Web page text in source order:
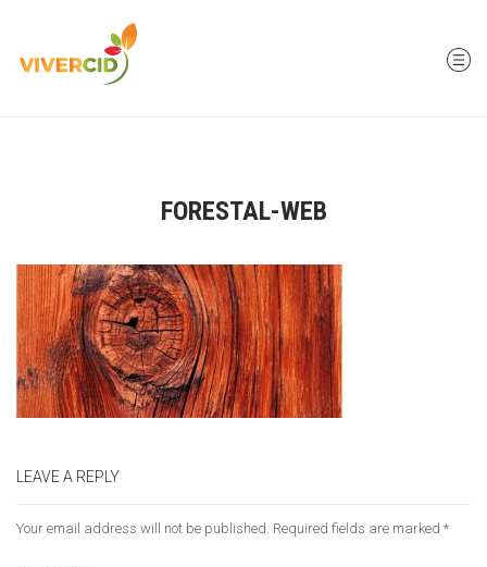
FORESTAL-WEB
LEAVE A REPLY
Your email address will not be published. Required fields are marked *